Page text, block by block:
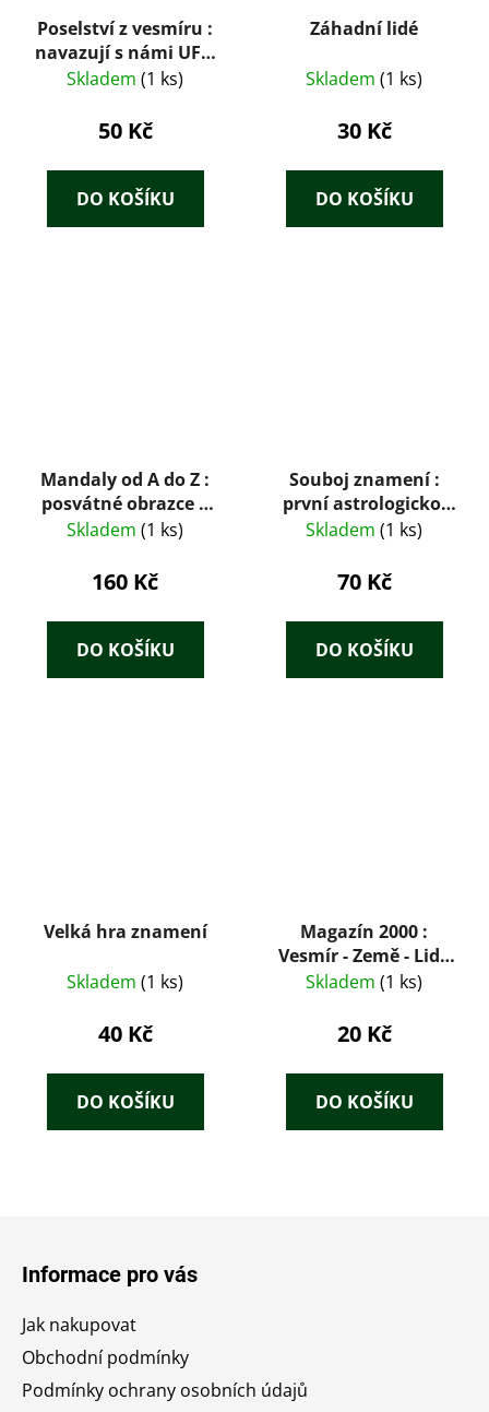
Poselství z vesmíru :
navazují s námi UFO
kontakt?
Skladem (1 ks)
50 Kč
DO KOŠÍKU
Záhadní lidé
Skladem (1 ks)
30 Kč
DO KOŠÍKU
Mandaly od A do Z :
posvátné obrazce k
harmonizaci energie
Skladem (1 ks)
160 Kč
DO KOŠÍKU
Souboj znamení :
první astrologicko-
karetní průvodce
Skladem (1 ks)
70 Kč
DO KOŠÍKU
Velká hra znamení
Skladem (1 ks)
40 Kč
DO KOŠÍKU
Magazín 2000 :
Vesmír - Země - Lidé
12 / 95
Skladem (1 ks)
20 Kč
DO KOŠÍKU
Informace pro vás
Jak nakupovat
Obchodní podmínky
Podmínky ochrany osobních údajů